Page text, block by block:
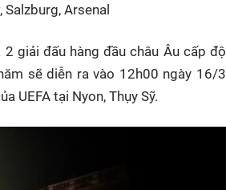
Salzburg, Arsenal
giải đấu hàng đầu châu Âu cấp độ
sẽ diễn ra vào 12h00 ngày 16/3
UEFA tại Nyon, Thụy Sỹ.